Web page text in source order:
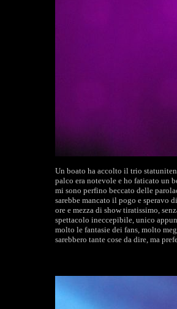
Un boato ha accolto il trio
palco era notevole e ho faticato un
mi sono perfino beccato delle
sarebbe mancato il pogo e speravo
ore e mezza di show tiratissimo,
spettacolo ineccepibile, unico
molto le fantasie dei fans, molto
sarebbero tante cose da dire, ma